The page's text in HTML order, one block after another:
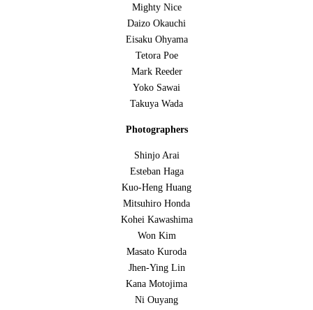
Mighty Nice
Daizo Okauchi
Eisaku Ohyama
Tetora Poe
Mark Reeder
Yoko Sawai
Takuya Wada
Photographers
Shinjo Arai
Esteban Haga
Kuo-Heng Huang
Mitsuhiro Honda
Kohei Kawashima
Won Kim
Masato Kuroda
Jhen-Ying Lin
Kana Motojima
Ni Ouyang